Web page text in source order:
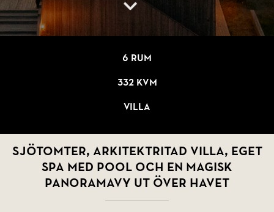
6 rum
332 kvm
Villa
Sjötomter, arkitektritad villa, eget
spa med pool och en magisk
panoramavy ut över havet